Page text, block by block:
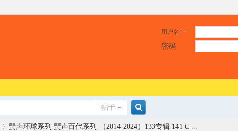
用户名
密码
帖子
搜
蜚声环球系列 蜚声百代系列 （2014-2024）133专辑 141 C ...